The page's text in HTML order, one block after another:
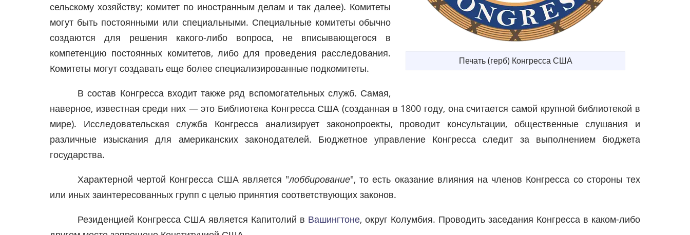
Печать (герб) Конгресса США
сельскому хозяйству; комитет по иностранным делам и так далее). Комитеты
могут быть постоянными или специальными. Специальные комитеты обычно
создаются для решения какого-либо вопроса, не вписывающегося в
компетенцию постоянных комитетов, либо для проведения расследования.
Комитеты могут создавать еще более специализированные подкомитеты.
В состав Конгресса входит также ряд вспомогательных служб. Самая,
наверное, известная среди них — это Библиотека Конгресса США (cозданная в 1800 году, она считается самой крупной библиотекой в
мире). Исследовательская служба Конгресса анализирует законопроекты, проводит консультации, общественные слушания и
различные изыскания для американских законодателей. Бюджетное управление Конгресса следит за выполнением бюджета
государства.
Характерной чертой Конгресса США является "лоббирование", то есть оказание влияния на членов Конгресса со стороны тех
или иных заинтересованных групп с целью принятия соответствующих законов.
Резиденцией Конгресса США является Капитолий в Вашингтоне, округ Колумбия. Проводить заседания Конгресса в каком-либо